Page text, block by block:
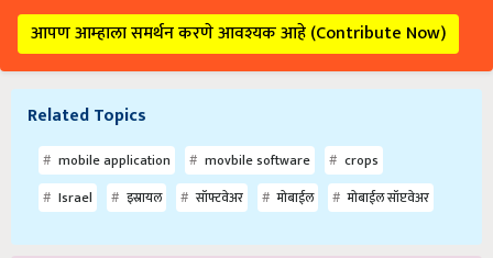
आपण आम्हाला समर्थन करणे आवश्यक आहे (Contribute Now)
Related Topics
mobile application movbile software
crops
Israel
इस्रायल सॉफ्टवेअर मोबाईल मोबाईल सॉप्टवेअर